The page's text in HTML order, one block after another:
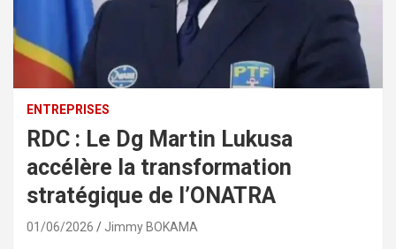
ENTREPRISES
RDC : Le Dg Martin Lukusa
accélère la transformation
stratégique de l’ONATRA
01/06/2026 Jimmy BOKAMA